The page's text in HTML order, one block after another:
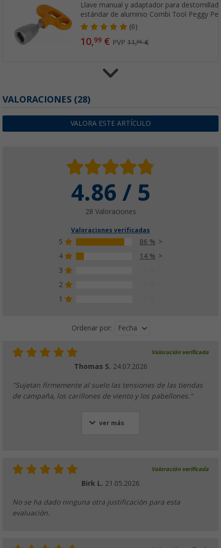
Llave manual y adaptador para
estándar de aluminio Combi Tool Peggy
(6)
10,99 € PVP11,95€
Gancho Peggy Peg
4,99€
Herramienta de aluminio Hardcore Peggy
(84)
7,99€PVP8,20€
VALORACIONES (28)
VALORA ESTE ARTÍCULO
4.86 / 5
28 Valoraciones
Valoraciones verificadas
5
86 %
4
14 %
3
2
1
Ordenar por: Fecha
Valoración verificada
Thomas S. 24.07.2026
"Sujetan firmemente al suelo las tensiones de las tiendas
de campaña, los carillones de viento y los pabellones."
ver más
Valoración verificada
Birk L. 21.05.2026
No se ha dado ninguna otra justificación para esta
evaluación.